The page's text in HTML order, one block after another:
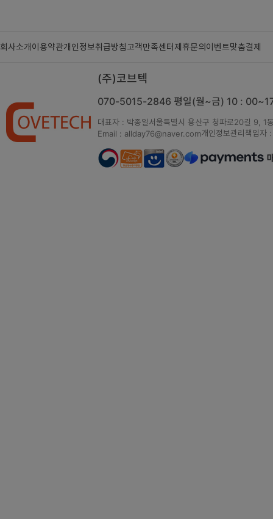
회사소개이용약관개인정보취급방침고객만족센터제휴문의이벤트맞춤결제
(주)코브텍
070-5015-2846 평일(월~금) 10 :
대표자 : 박종일서울특별시 용산구 청파로20길 9, 1
Email : allday76@naver.com개인정보관리책임자